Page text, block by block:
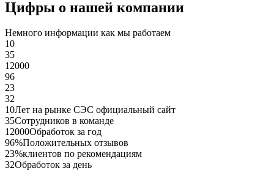
Цифры о нашей компании
Немного информации как мы работаем
10
35
12000
96
23
32
10Лет на рынке СЭС официальный сайт
35Сотрудников в команде
12000Обработок за год
96%Положительных отзывов
23%клиентов по рекомендациям
32Обработок за день